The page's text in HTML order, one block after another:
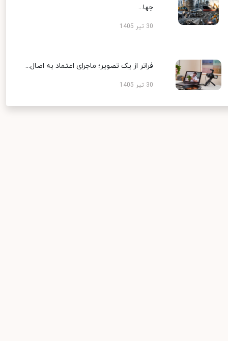
جها...
30 تیر 1405
فراتر از یک تصویر؛ ماجرای اعتماد به اصال...
30 تیر 1405